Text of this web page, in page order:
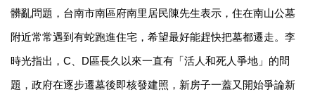
髒亂問題，台南市南區府南里居民陳先生表示，住在南山公墓
附近常常遇到有蛇跑進住宅，希望最好能趕快把墓都遷走。李
時光指出，C、D區長久以來一直有「活人和死人爭地」的問
題，政府在逐步遷墓後即核發建照，新房子一蓋又開始爭論新